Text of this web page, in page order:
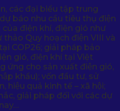
các đại biểu tập trung
báo nhu cầu tiêu thụ điện
điện khí, điện gió như
Quy hoạch điện VIII và
COP26; giải pháp bảo
gió, điện khí tại Việt
ứng cho sản xuất điện gió,
khẩu); vốn đầu tư, sử
hiệu quả kinh tế – xã hội;
giải pháp đối với các dự